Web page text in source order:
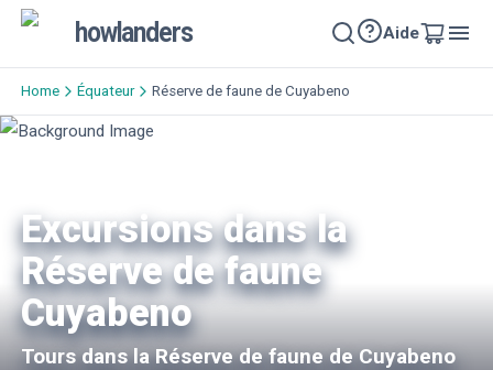
howlanders Aide
Home Équateur Réserve de faune de Cuyabeno
Excursions dans la
Réserve de faune
Cuyabeno
Tours dans la Réserve de faune de Cuyabeno